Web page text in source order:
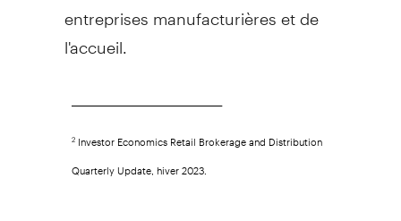
entreprises manufacturières et de
l'accueil.
2Investor Economics Retail Brokerage and Distribution
Quarterly Update, hiver 2023.